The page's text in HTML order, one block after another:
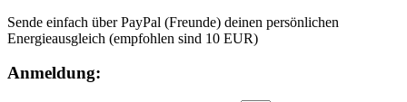
Sende einfach über PayPal (Freunde) deinen persönlichen
Energieausgleich (empfohlen sind 10 EUR)
Anmeldung: